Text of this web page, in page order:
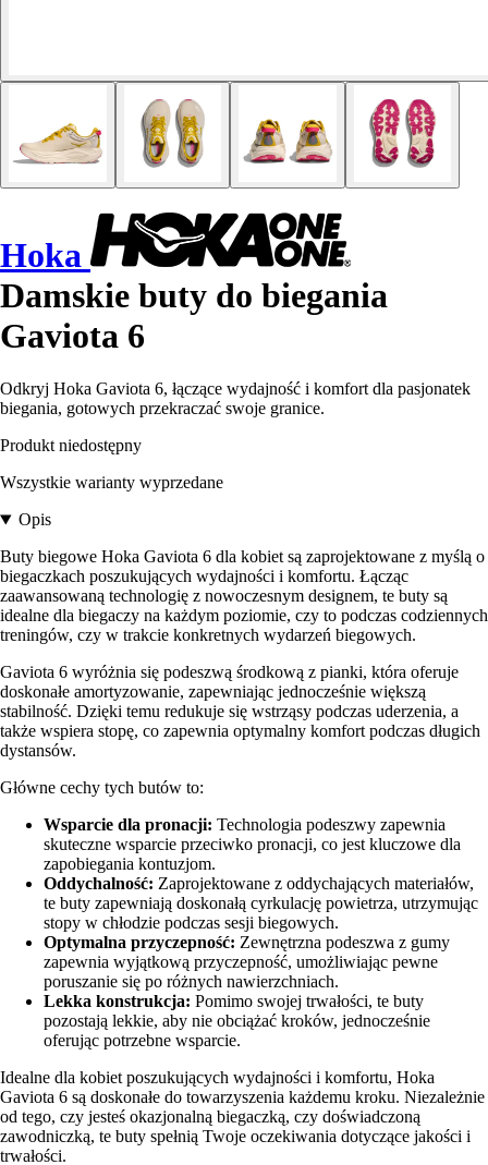
Hoka
Damskie buty do biegania
Gaviota 6
Odkryj Hoka Gaviota 6, łączące wydajność i komfort dla pasjonatek
biegania, gotowych przekraczać swoje granice.
Produkt niedostępny
Wszystkie warianty wyprzedane
Opis
Buty biegowe Hoka Gaviota 6 dla kobiet są zaprojektowane z myślą o
biegaczkach poszukujących wydajności i komfortu. Łącząc
zaawansowaną technologię z nowoczesnym designem, te buty są
idealne dla biegaczy na każdym poziomie, czy to podczas codziennych
treningów, czy w trakcie konkretnych wydarzeń biegowych.
Gaviota 6 wyróżnia się podeszwą środkową z pianki, która oferuje
doskonałe amortyzowanie, zapewniając jednocześnie większą
stabilność. Dzięki temu redukuje się wstrząsy podczas uderzenia, a
także wspiera stopę, co zapewnia optymalny komfort podczas długich
dystansów.
Główne cechy tych butów to:
Wsparcie dla pronacji: Technologia podeszwy zapewnia
skuteczne wsparcie przeciwko pronacji, co jest kluczowe dla
zapobiegania kontuzjom.
Oddychalność: Zaprojektowane z oddychających materiałów,
te buty zapewniają doskonałą cyrkulację powietrza, utrzymując
stopy w chłodzie podczas sesji biegowych.
Optymalna przyczepność: Zewnętrzna podeszwa z gumy
zapewnia wyjątkową przyczepność, umożliwiając pewne
poruszanie się po różnych nawierzchniach.
Lekka konstrukcja: Pomimo swojej trwałości, te buty
pozostają lekkie, aby nie obciążać kroków, jednocześnie
oferując potrzebne wsparcie.
Idealne dla kobiet poszukujących wydajności i komfortu, Hoka
Gaviota 6 są doskonałe do towarzyszenia każdemu kroku. Niezależnie
od tego, czy jesteś okazjonalną biegaczką, czy doświadczoną
zawodniczką, te buty spełnią Twoje oczekiwania dotyczące jakości i
trwałości.